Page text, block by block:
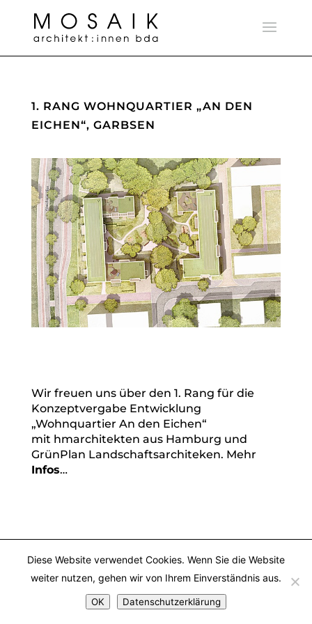
1. RANG WOHNQUARTIER „AN DEN
EICHEN“, GARBSEN
Wir freuen uns über den 1. Rang für die
Konzeptvergabe Entwicklung
„Wohnquartier An den Eichen“
mit hmarchitekten aus Hamburg und
GrünPlan Landschaftsarchiteken. Mehr
Infos…
Diese Website verwendet Cookies. Wenn Sie die Website
weiter nutzen, gehen wir von Ihrem Einverständnis aus.
OK Datenschutzerklärung